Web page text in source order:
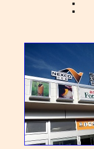
：